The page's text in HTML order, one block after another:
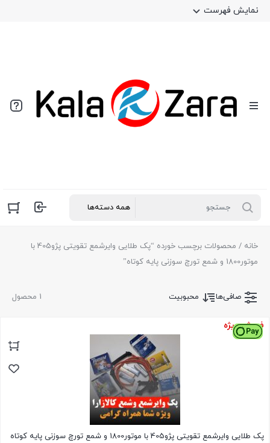
نمایش فهرست
خانه
/ محصولات برچسب خورده “پک طلایی وایرشمع تقویتی پژو405 با
موتور1800 و شمع تورچ سوزنی پایه کوتاه”
1 محصول صافی‌ها محبوبیت
فروش ویژه
پک طلایی وایرشمع تقویتی پژو405 با موتور1800 و شمع تورچ سوزنی پایه کوتاه